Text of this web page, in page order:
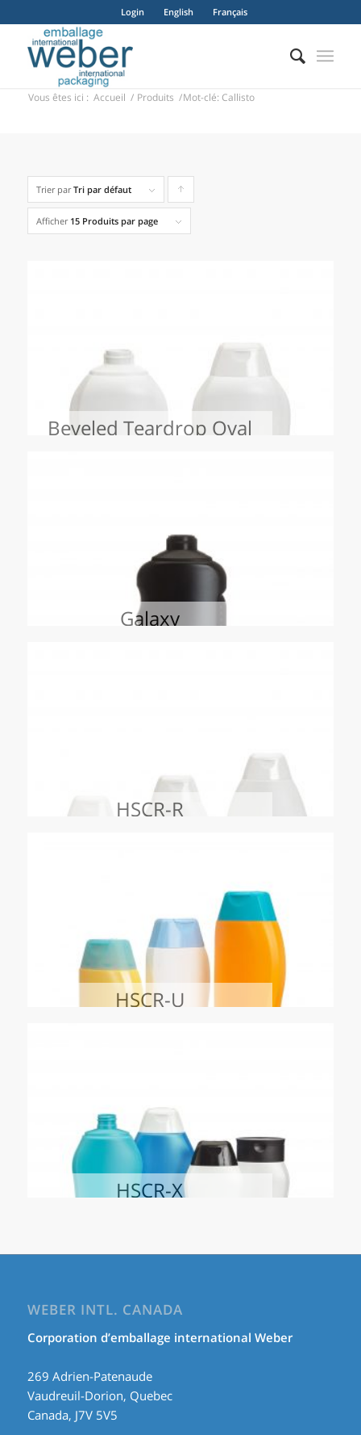
Login English Français
Vous êtes ici : Accueil / Produits /Mot-clé: Callisto
Trier parTri par défaut
Afficher 15 Produits par page
Beveled Teardrop Oval
Galaxy
HSCR-R
HSCR-U
HSCR-X
WEBER INTL. CANADA
Corporation d’emballage international Weber
269 Adrien-Patenaude
Vaudreuil-Dorion, Quebec
Canada, J7V 5V5